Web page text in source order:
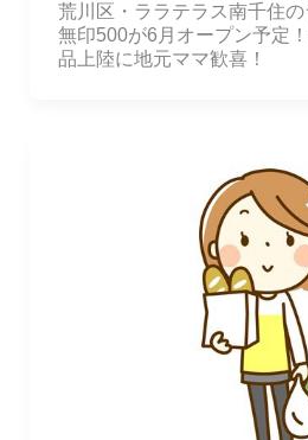
荒川区・ララテラス南千住
無印500が6月オープン予定
品上陸に地元ママ歓喜！